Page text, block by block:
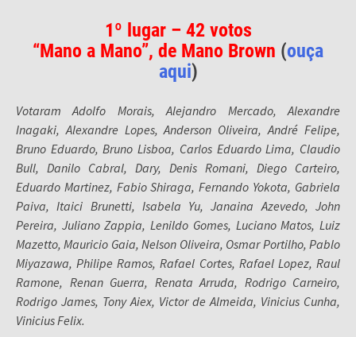
1º lugar – 42 votos
“Mano a Mano”, de Mano Brown (ouça
aqui)
Votaram Adolfo Morais, Alejandro Mercado, Alexandre
Inagaki, Alexandre Lopes, Anderson Oliveira, André Felipe,
Bruno Eduardo, Bruno Lisboa, Carlos Eduardo Lima, Claudio
Bull, Danilo Cabral, Dary, Denis Romani, Diego Carteiro,
Eduardo Martinez, Fabio Shiraga, Fernando Yokota, Gabriela
Paiva, Itaici Brunetti, Isabela Yu, Janaina Azevedo, John
Pereira, Juliano Zappia, Lenildo Gomes, Luciano Matos, Luiz
Mazetto, Mauricio Gaia, Nelson Oliveira, Osmar Portilho, Pablo
Miyazawa, Philipe Ramos, Rafael Cortes, Rafael Lopez, Raul
Ramone, Renan Guerra, Renata Arruda, Rodrigo Carneiro,
Rodrigo James, Tony Aiex, Victor de Almeida, Vinicius Cunha,
Vinicius Felix.